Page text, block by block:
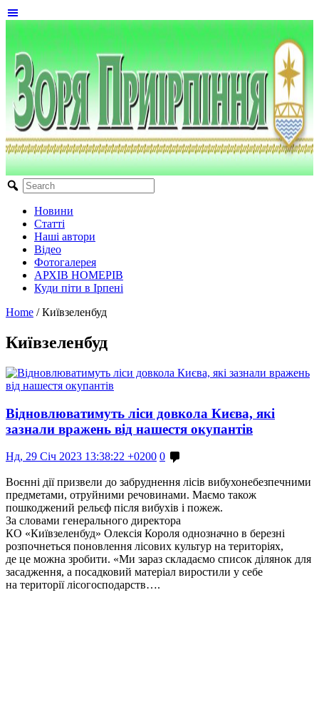
Новини
Статті
Наші автори
Відео
Фотогалерея
АРХІВ НОМЕРІВ
Куди піти в Ірпені
Home / Київзеленбуд
Київзеленбуд
Відновлюватимуть ліси довкола Києва, які
зазнали вражень від нашестя окупантів
Нд, 29 Січ 2023 13:38:22 +0200 0
Воєнні дії призвели до забруднення лісів вибухонебезпечними
предметами, отруйними речовинами. Маємо також
пошкоджений рельєф після вибухів і пожеж.
За словами генерального директора
КО «Київзеленбуд» Олексія Короля однозначно в березні
розпочнеться поновлення лісових культур на територіях,
де це можна зробити. «Ми зараз складаємо список ділянок для
засадження, а посадковий матеріал виростили у себе
на території лісогосподарств….